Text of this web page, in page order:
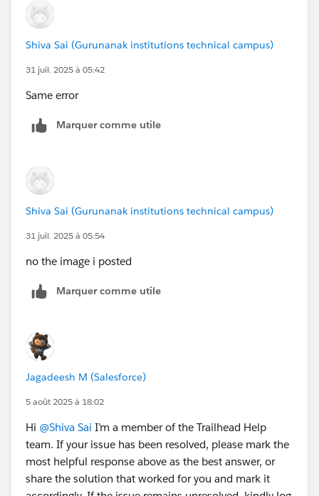
Shiva Sai (Gurunanak institutions technical campus)
31 juil. 2025 à 05:42
Same error
Marquer comme utile
Shiva Sai (Gurunanak institutions technical campus)
31 juil. 2025 à 05:54
no the image i posted
Marquer comme utile
Jagadeesh M (Salesforce)
5 août 2025 à 18:02
Hi @Shiva Sai I’m a member of the Trailhead Help
team. If your issue has been resolved, please mark the
most helpful response above as the best answer, or
share the solution that worked for you and mark it